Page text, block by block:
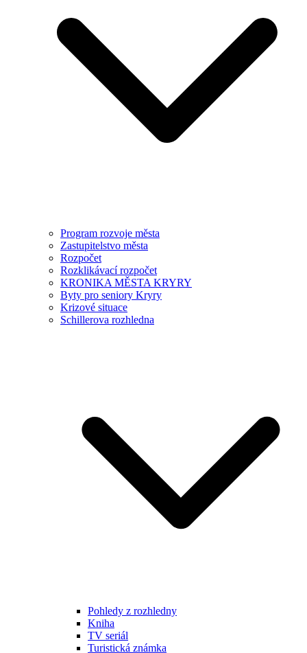
Program rozvoje města
Zastupitelstvo města
Rozpočet
Rozklikávací rozpočet
KRONIKA MĚSTA KRYRY
Byty pro seniory Kryry
Krizové situace
Schillerova rozhledna
Pohledy z rozhledny
Kniha
TV seriál
Turistická známka